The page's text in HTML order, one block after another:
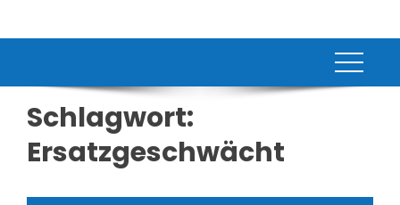
Schlagwort:
Ersatzgeschwächt